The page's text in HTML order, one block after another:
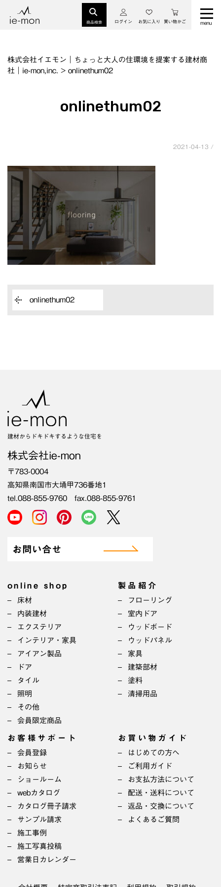
商品検索 ログイン お気に入り 買い物かご
株式会社イエモン｜ちょっと大人の住環境を提案する建材商
社｜ie-mon,inc. > onlinethum02
onlinethum02
2021-04-13 /
onlinethum02
建材からドキドキするような住宅を
株式会社ie-mon
〒783-0004
高知県南国市大埇甲736番地1
tel.088-855-9760 fax.088-855-9761
お問い合せ
online shop
床材
内装建材
エクステリア
インテリア・家具
アイアン製品
ドア
タイル
照明
その他
会員限定商品
製品紹介
フローリング
室内ドア
ウッドボード
ウッドパネル
家具
建築部材
塗料
清掃用品
お客様サポート
会員登録
お知らせ
ショールーム
webカタログ
カタログ冊子請求
サンプル請求
施工事例
施工写真投稿
営業日カレンダー
お買い物ガイド
はじめての方へ
ご利用ガイド
お支払方法について
配送・送料について
返品・交換について
よくあるご質問